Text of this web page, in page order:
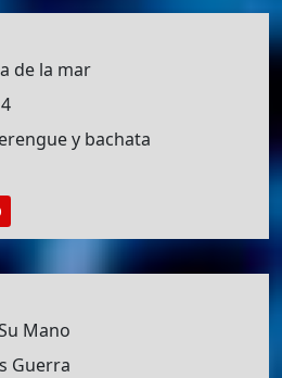
de la mar
y bachata
Mano
Guerra